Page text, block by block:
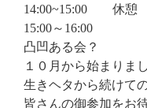
14:00~15:00 休憩
15:00～16:00
凸凹ある会？
１０月から始まりま
生きヘタから続けて
皆さんの御参加をお